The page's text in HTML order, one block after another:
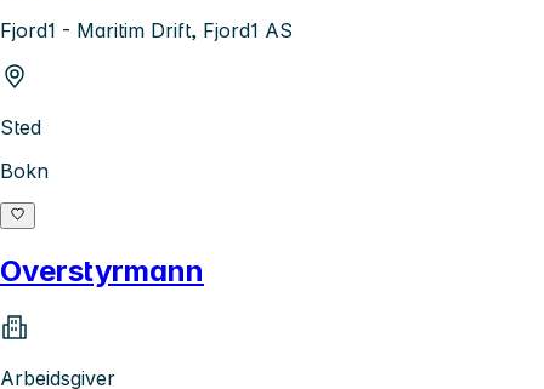
Fjord1 - Maritim Drift, Fjord1 AS
Sted
Bokn
Overstyrmann
Arbeidsgiver